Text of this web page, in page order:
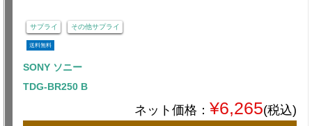
サプライ その他サプライ
送料無料
SONY ソニー
TDG-BR250 B
ネット価格： ¥6,265(税込)